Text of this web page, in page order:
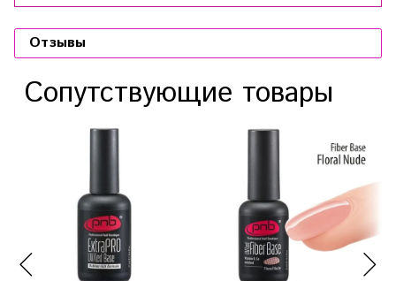
Отзывы
Сопутствующие товары